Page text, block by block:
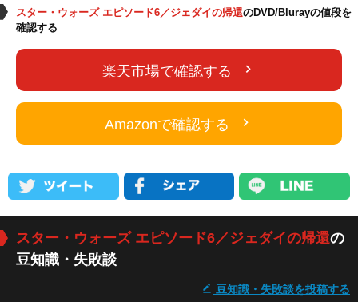
スター・ウォーズ エピソード6／ジェダイの帰還のDVD/Blurayの値段を
確認する
楽天市場で確認する
Amazonで確認する
スター・ウォーズ エピソード6／ジェダイの帰還の
豆知識・失敗談
豆知識・失敗談を投稿する